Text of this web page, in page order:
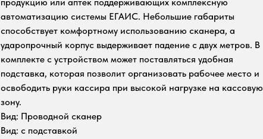
автоматизацию системы ЕГAИС. Небольшие габариты
способствует комфортному использованию сканера, а
ударопрочный корпус выдерживает падение с двух метров. В
комплекте с устройством может поставляться удобная
подставка, которая позволит организовать рабочее место и
освободить руки кассира при высокой нагрузке на кассовую
зону.
Вид: Проводной сканер
Вид: с подставкой